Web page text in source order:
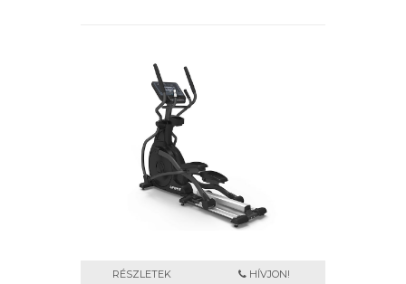
úgy tervezték, hogy robosztus és tartós
meghajtórendszerrel rendelkezik, így
kiállja az idő próbáját.
RÉSZLETEK HÍVJON!